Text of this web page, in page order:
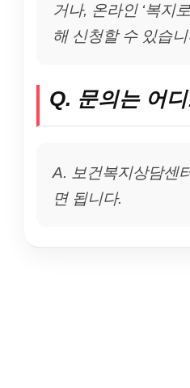
거나, 온라인 ‘복지
해 신청할 수 있습니
Q. 문의는 어
A. 보건복지상담센
면 됩니다.